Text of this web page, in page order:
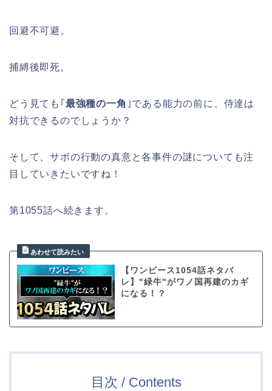
回避不可避。
捕縛後即死。
どう見ても｢ 最強種の一角 ｣である能力の前に、侍達は
対抗できるのでしょうか？
そして、サボの行動の真意と各事件の謎についても注
目していきたいですね！
第1055話へ続きます。
【ワンピース1054話ネタバ
レ】"緑牛"がワノ国再建のカギ
になる！？
目次 / Contents